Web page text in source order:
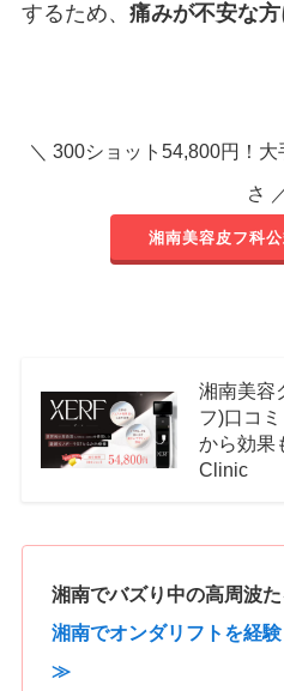
するため、 痛みが不安な方
＼ 300ショット54,800円！
さ
湘南美容皮フ科
湘南美容
フ)口コ
から効果
Clinic
湘南でバズり中の高周波
湘南でオンダリフトを経
≫